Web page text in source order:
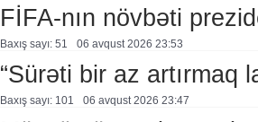
FİFA-nın növbəti
Baxış sayı: 51 06 avqust 2026 23:53
“Sürəti bir az artırmaq
Baxış sayı: 101 06 avqust 2026 23:47